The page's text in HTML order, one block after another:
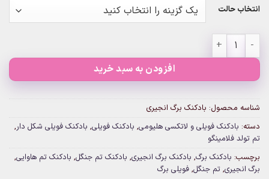
انتخاب حالت
بادکنک برگ انجیری عدد
افزودن به سبد خرید
شناسه محصول: بادکنک برگ انجیری
دسته: بادکنک فویلی و لاتکسی هلیومی, بادکنک فویلی, بادکنک فویلی شکل دار,
تم تولد فلامینگو
برچسب: بادکنک برگ, بادکنک برگ انجیری, بادکنک تم جنگل, بادکنک تم هاوایی,
برگ انجیری, تم جنگل, فویلی برگ